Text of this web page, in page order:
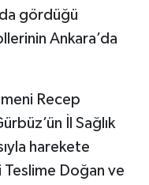
gördüğü
Ankara’da
Recep
İl Sağlık
harekete
Teslime Doğan ve